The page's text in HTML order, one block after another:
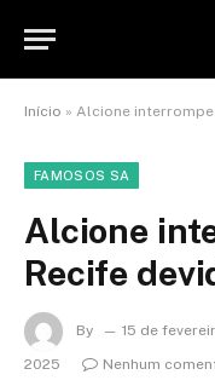
Início » Alcione
FAMOSOS SA
Alcione
Recife
By 15 de
2025
Nenhum